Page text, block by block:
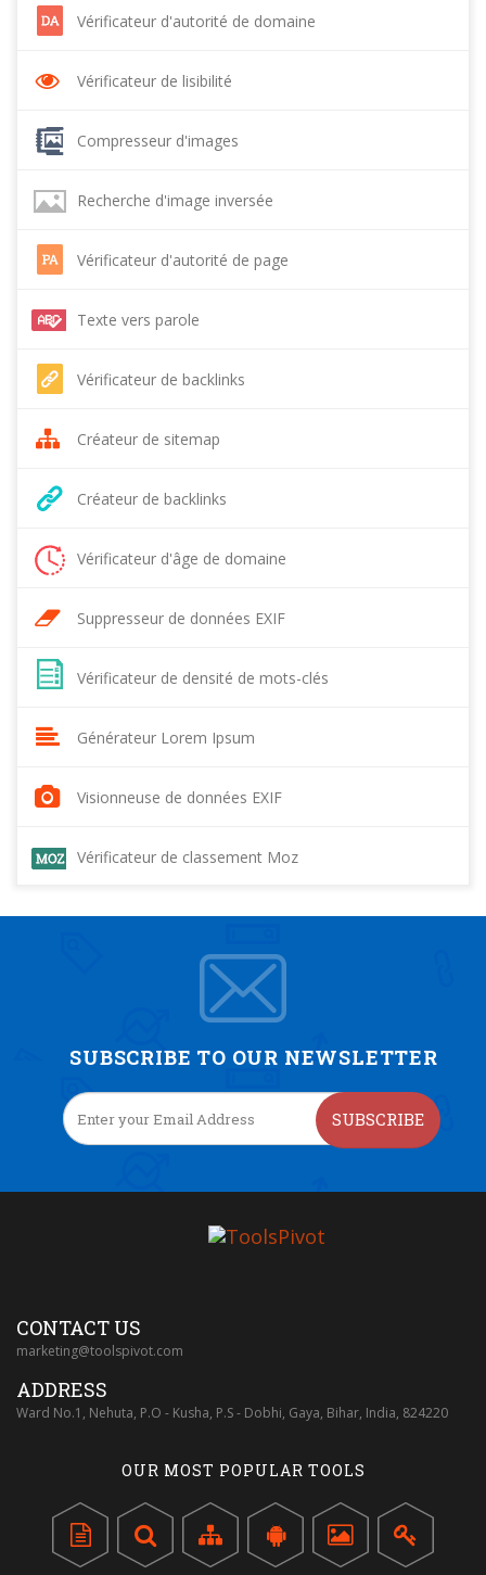
Vérificateur d'autorité de domaine
Vérificateur de lisibilité
Compresseur d'images
Recherche d'image inversée
Vérificateur d'autorité de page
Texte vers parole
Vérificateur de backlinks
Créateur de sitemap
Créateur de backlinks
Vérificateur d'âge de domaine
Suppresseur de données EXIF
Vérificateur de densité de mots-clés
Générateur Lorem Ipsum
Visionneuse de données EXIF
Vérificateur de classement Moz
SUBSCRIBE TO OUR NEWSLETTER
SUBSCRIBE
CONTACT US
marketing@toolspivot.com
ADDRESS
Ward No.1, Nehuta, P.O - Kusha, P.S - Dobhi, Gaya, Bihar, India, 824220
OUR MOST POPULAR TOOLS